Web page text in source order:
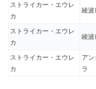
ストライカー・エウレ
カ
綾波
ストライカー・エウレ
カ
綾波
ストライカー・エウレ
カ
アン
ラ